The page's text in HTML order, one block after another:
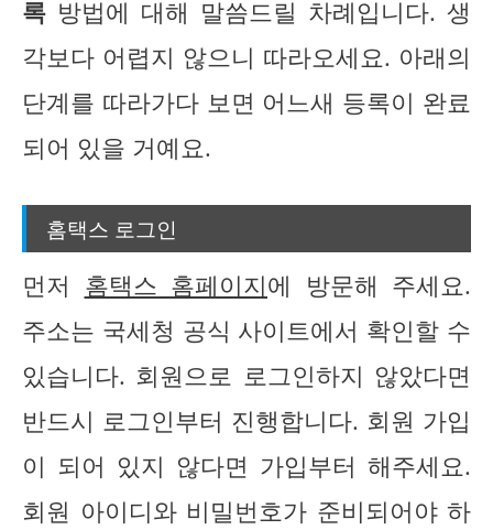
록 방법에 대해 말씀드릴 차례입니다. 생
각보다 어렵지 않으니 따라오세요. 아래의
단계를 따라가다 보면 어느새 등록이 완료
되어 있을 거예요.
홈택스 로그인
먼저 홈택스 홈페이지에 방문해 주세요.
주소는 국세청 공식 사이트에서 확인할 수
있습니다. 회원으로 로그인하지 않았다면
반드시 로그인부터 진행합니다. 회원 가입
이 되어 있지 않다면 가입부터 해주세요.
회원 아이디와 비밀번호가 준비되어야 하